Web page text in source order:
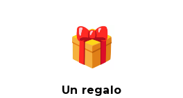
Un regalo